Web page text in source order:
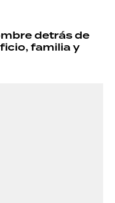
detrás de
familia y